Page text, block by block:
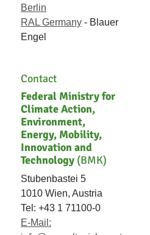
Berlin
RAL Germany - Blauer
Engel
Contact
Federal Ministry for
Climate Action,
Environment,
Energy, Mobility,
Innovation and
Technology (BMK)
Stubenbastei 5
1010 Wien, Austria
Tel: +43 1 71100-0
E-Mail: